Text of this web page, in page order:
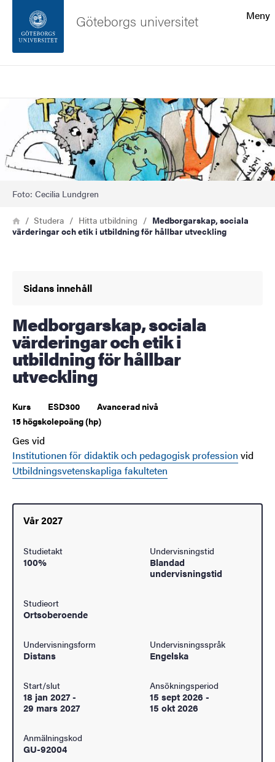
Sidfoten
Om webbplatsen
Meny
Göteborgs universitet
Foto: Cecilia Lundgren
Länkstig
HemStudera Hitta utbildning
Medborgarskap, sociala
värderingar och etik i utbildning för hållbar utveckling
Sidans innehåll
Medborgarskap, sociala
värderingar och etik i
utbildning för hållbar
utveckling
Kurs ESD300
Avancerad nivå
15 högskolepoäng (hp)
Ges vid
Institutionen för didaktik och pedagogisk profession vid
Utbildningsvetenskapliga fakulteten
Vår 2027
Studietakt
100%
Undervisningstid
Blandad
undervisningstid
Studieort
Ortsoberoende
Undervisningsform
Distans
Undervisningsspråk
Engelska
Start/slut
18 jan 2027-
29 mars 2027
Ansökningsperiod
15 sept 2026 -
15 okt 2026
Anmälningskod
GU-92004